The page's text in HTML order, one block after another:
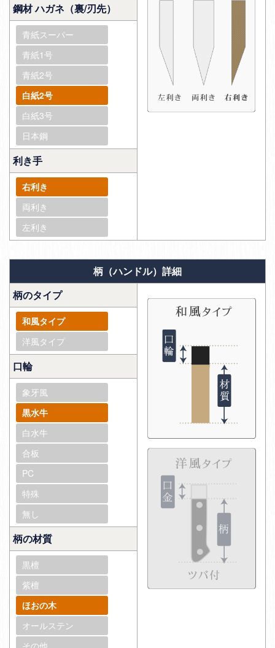
鋼材 ハガネ（裏/刃先）
青紙スーパー
青紙1号
青紙2号
白紙2号
白紙3号
日本鋼
利き手
右利き
両利き
左利き
柄（ハンドル）詳細
柄のタイプ
和風タイプ
洋風タイプ
口輪
象牙風
黒水牛
白水牛
合板
PC
特殊
無し
柄の材質
黒檀
紫檀
ほおの木
オールステン
その他